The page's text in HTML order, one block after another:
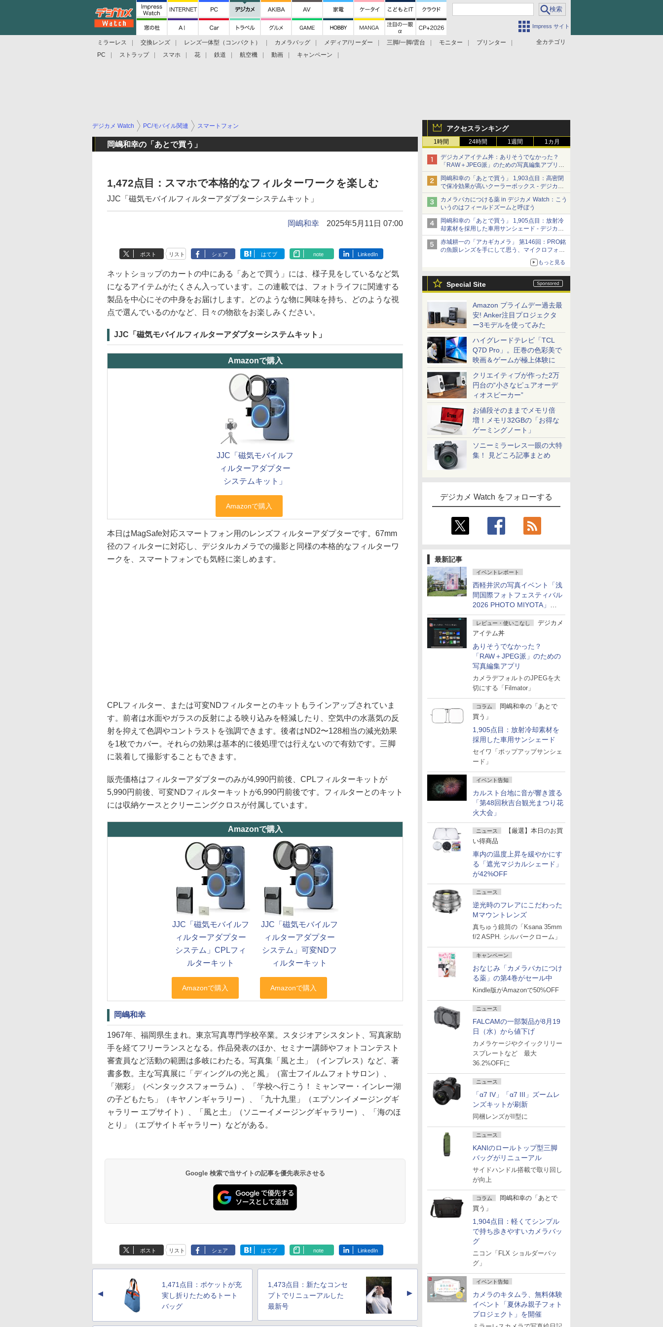
Impress サイト
全カテゴリ
ミラーレス 交換レンズ レンズ一体型（コンパクト） カメラバッグ メディア/リーダー 三脚/一脚/雲台 モニター
プリンター
PC
ストラップ スマホ 花 鉄道 航空機 動画 キャンペーン
アクセスランキング
1時間 24時間 1週間 1カ月
デジカメアイテム丼：ありそうでなかった？
「RAW＋JPEG派」のための写真編集アプリ
カメラデフォルトのJPEGを大切にする
「Filmator」
岡嶋和幸の「あとで買う」 1,903点目：高密閉
で保冷効果が高いクーラーボックス - デジカメ
Watch
カメラバカにつける薬 in デジカメ Watch：こう
いうのはフィールドズームと呼ぼう
岡嶋和幸の「あとで買う」 1,905点目：放射冷
却素材を採用した車用サンシェード - デジカメ
Watch
赤城耕一の「アカギカメラ」 第146回：PRO銘
の魚眼レンズを手にして思う、マイクロフォー
もっと見る
Special Site
Amazon プライムデー過去最
安! Anker注目プロジェクタ
ー3モデルを使ってみた
ハイグレードテレビ「TCL
Q7D Pro」。圧巻の色彩美で
映画＆ゲームが極上体験に
クリエイティブが作った2万
円台の“小さなピュアオーデ
ィオスピーカー”
お値段そのままでメモリ倍
増！メモリ32GBの「お得な
ゲーミングノート」
ソニーミラーレス一眼の大特
集！ 見どころ記事まとめ
デジカメ Watch をフォローする
最新記事
イベントレポート
西軽井沢の写真イベント「浅
間国際フォトフェスティバル
2026 PHOTO MIYOTA」が
開幕
レビュー・使いこなし
デジカメ
アイテム丼
ありそうでなかった？
「RAW＋JPEG派」のための
写真編集アプリ
カメラデフォルトのJPEGを大
切にする「Filmator」
コラム
岡嶋和幸の「あとで
買う」
1,905点目：放射冷却素材を
採用した車用サンシェード
セイワ「ポップアップサンシェ
ード」
イベント告知
カルスト台地に音が響き渡る
「第48回秋吉台観光まつり花
火大会」
ニュース
【厳選】本日のお買
い得商品
車内の温度上昇を緩やかにす
る「遮光マジカルシェード」
が42%OFF
ニュース
逆光時のフレアにこだわった
Mマウントレンズ
真ちゅう鏡筒の「Ksana 35mm
f/2 ASPH. シルバークローム」
キャンペーン
おなじみ「カメラバカにつけ
る薬」の第4巻がセール中
Kindle版がAmazonで50%OFF
ニュース
FALCAMの一部製品が8月19
日（水）から値下げ
カメラケージやクイックリリー
スプレートなど 最大
36.2%OFFに
ニュース
「α7 IV」「α7 III」ズームレ
ンズキットが刷新
同梱レンズがII型に
ニュース
KANIのロールトップ型三脚
バッグがリニューアル
サイドハンドル搭載で取り回し
が向上
コラム
岡嶋和幸の「あとで
買う」
1,904点目：軽くてシンプル
で持ち歩きやすいカメラバッ
グ
ニコン「FLX ショルダーバッ
グ」
イベント告知
カメラのキタムラ、無料体験
イベント「夏休み親子フォト
プロジェクト」を開催
デジカメ Watch PC/モバイル関連 スマートフォン
岡嶋和幸の「あとで買う」
1,472点目：スマホで本格的なフィルターワークを楽しむ
JJC「磁気モバイルフィルターアダプターシステムキット」
岡嶋和幸 2025年5月11日 07:00
ポスト リスト シェア はてブ note LinkedIn
ネットショップのカートの中にある「あとで買う」には、様子見をしているなど気
になるアイテムがたくさん入っています。この連載では、フォトライフに関連する
製品を中心にその中身をお届けします。どのような物に興味を持ち、どのような視
点で選んでいるのかなど、日々の物欲をお楽しみください。
JJC「磁気モバイルフィルターアダプターシステムキット」
Amazonで購入
JJC「磁気モバイルフ
ィルターアダプター
システムキット」
本日はMagSafe対応スマートフォン用のレンズフィルターアダプターです。67mm
径のフィルターに対応し、デジタルカメラでの撮影と同様の本格的なフィルターワ
ークを、スマートフォンでも気軽に楽しめます。
CPLフィルター、または可変NDフィルターとのキットもラインアップされていま
す。前者は水面やガラスの反射による映り込みを軽減したり、空気中の水蒸気の反
射を抑えて色調やコントラストを強調できます。後者はND2〜128相当の減光効果
を1枚でカバー。それらの効果は基本的に後処理では行えないので有効です。三脚
に装着して撮影することもできます。
販売価格はフィルターアダプターのみが4,990円前後、CPLフィルターキットが
5,990円前後、可変NDフィルターキットが6,990円前後です。フィルターとのキット
には収納ケースとクリーニングクロスが付属しています。
Amazonで購入
JJC「磁気モバイルフ
ィルターアダプター
システム」CPLフィ
ルターキット
JJC「磁気モバイルフ
ィルターアダプター
システム」可変NDフ
ィルターキット
岡嶋和幸
1967年、福岡県生まれ。東京写真専門学校卒業。スタジオアシスタント、写真家助
手を経てフリーランスとなる。作品発表のほか、セミナー講師やフォトコンテスト
審査員など活動の範囲は多岐にわたる。写真集「風と土」（インプレス）など、著
書多数。主な写真展に「ディングルの光と風」（富士フイルムフォトサロン）、
「潮彩」（ペンタックスフォーラム）、「学校へ行こう！ ミャンマー・インレー湖
の子どもたち」（キヤノンギャラリー）、「九十九里」（エプソンイメージングギ
ャラリー エプサイト）、「風と土」（ソニーイメージングギャラリー）、「海のほ
とり」（エプサイトギャラリー）などがある。
Google 検索で当サイトの記事を優先表示させる
ポスト リスト シェア はてブ note LinkedIn
▲
1,471点目：ポケットが充
実し折りたためるトート
バッグ
1,473点目：新たなコンセ
プトでリニューアルした
最新号
▲